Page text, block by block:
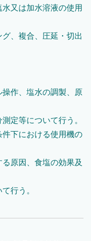
又は加水溶液の使用
、複合、圧延・切出
作、塩水の調製、原
定等について行う。
下における使用機の
原因、食塩の効果及
行う。